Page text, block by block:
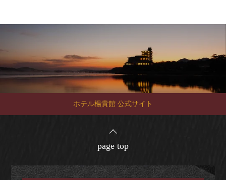
ホテル楊貴館 公式サイト
page top